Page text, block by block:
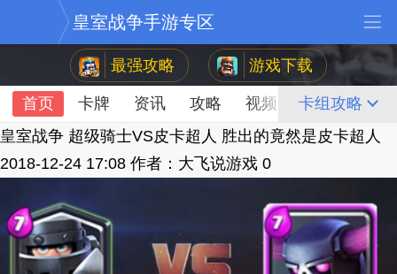
皇室战争手游专区
最强攻略 游戏下载
首页 卡牌 资讯 攻略 视频 论坛
卡组攻略
皇室战争 超级骑士VS皮卡超人 胜出的竟然是皮卡超人
2018-12-24 17:08 作者：大飞说游戏 0